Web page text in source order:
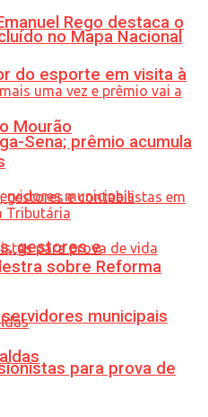
Rego destaca o
do esporte em visita à
Mourão
municipais
para prova de
no Mapa Nacional
Sena; prêmio acumula
gestores e
sobre Reforma